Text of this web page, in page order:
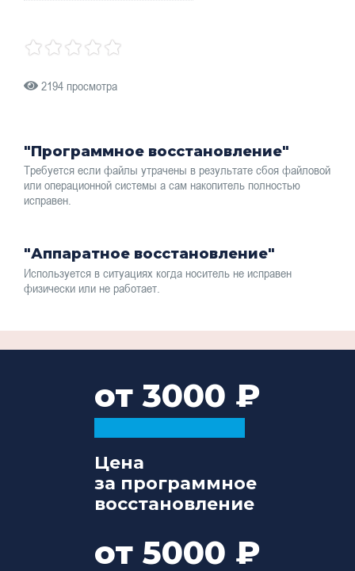
2194 просмотра
"Программное восстановление"
Требуется если файлы утрачены в результате сбоя файловой
или операционной системы а сам накопитель полностью
исправен.
"Аппаратное восстановление"
Используется в ситуациях когда носитель не исправен
физически или не работает.
от 3000
Цена
за программное
восстановление
от 5000